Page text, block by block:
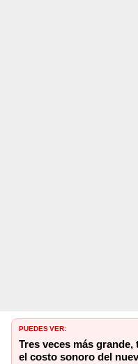
PUEDES VER:
Tres veces más
el costo sonoro del